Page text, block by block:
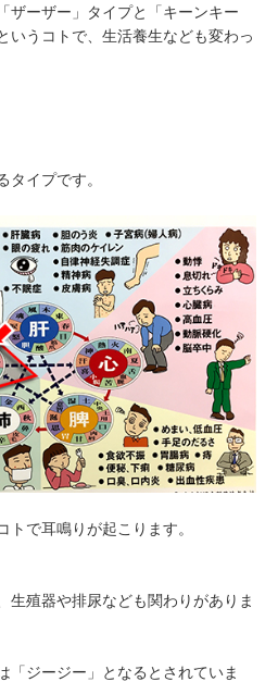
ザーザー」タイプと「キーンキー
いうコトで、生活養生なども変わっ
タイプです。
トで耳鳴りが起こります。
生殖器や排尿なども関わりがありま
「ジージー」となるとされていま